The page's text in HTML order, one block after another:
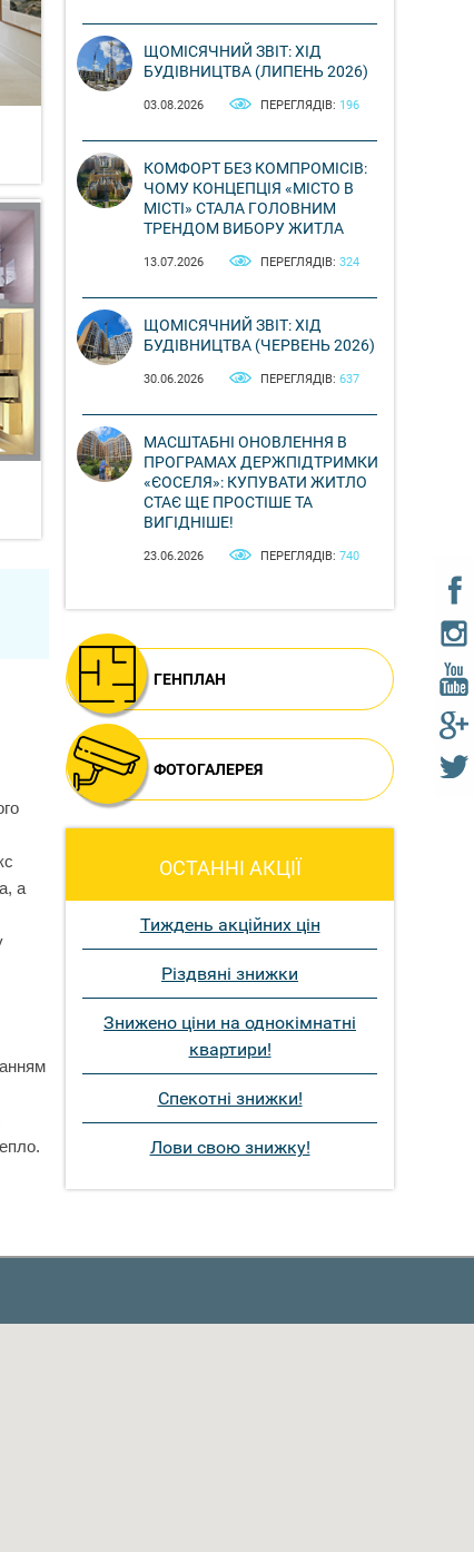
а
ЩОМІСЯЧНИЙ ЗВІТ: ХІД
БУДІВНИЦТВА (ЛИПЕНЬ 2026)
03.08.2026 ПЕРЕГЛЯДІВ: 196
КОМФОРТ БЕЗ КОМПРОМІСІВ:
ЧОМУ КОНЦЕПЦІЯ «МІСТО В
МІСТІ» СТАЛА ГОЛОВНИМ
ТРЕНДОМ ВИБОРУ ЖИТЛА
13.07.2026 ПЕРЕГЛЯДІВ: 324
ЩОМІСЯЧНИЙ ЗВІТ: ХІД
БУДІВНИЦТВА (ЧЕРВЕНЬ 2026)
30.06.2026 ПЕРЕГЛЯДІВ: 637
МАСШТАБНІ ОНОВЛЕННЯ В
ПРОГРАМАХ ДЕРЖПІДТРИМКИ
«ЄОСЕЛЯ»: КУПУВАТИ ЖИТЛО
СТАЄ ЩЕ ПРОСТІШЕ ТА
ВИГІДНІШЕ!
23.06.2026 ПЕРЕГЛЯДІВ: 740
ГЕНПЛАН
ФОТОГАЛЕРЕЯ
ОСТАННІ АКЦІЇ
Тиждень акційних цін
Різдвяні знижки
Знижено ціни на однокімнатні
квартири!
Спекотні знижки!
Лови свою знижку!